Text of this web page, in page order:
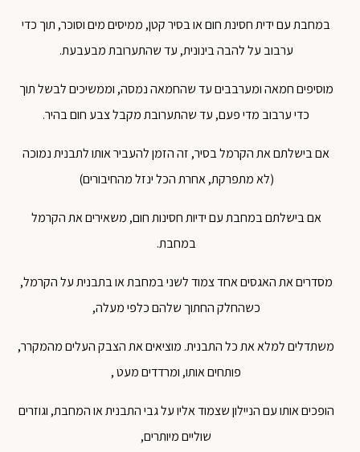
במחבת עם ידית חסינת חום או בסיר קטן, ממיסים מים וסוכר, תוך כדי
ערבוב על להבה בינונית, עד שהתערובת מבעבעת.
מוסיפים חמאה ומערבבים עד שהחמאה נמסה, וממשיכים לבשל תוך
כדי ערבוב מדי פעם, עד שהתערובת מקבל צבע חום בהיר.
אם בישלתם את הקרמל בסיר, זה הזמן להעביר אותו לתבנית נמוכה
(לא מתפרקת, אחרת הכל ינזל מהחיבורים)
אם בישלתם במחבת עם ידיות חסינות חום, משאירים את הקרמל
במחבת.
מסדרים את האגסים אחד צמוד לשני במחבת או בתבנית על הקרמל,
כשהחלק החתוך שלהם כלפי מעלה,
משתדלים למלא את כל התבנית. מוציאים את הצבק העלים מהמקרר,
פותחים אותו, ומרדדים מעט ,
הופכים אותו עם הניילון שצמוד אליו על גבי התבנית או המחבת, וגוזרים
שוליים מיותרים,